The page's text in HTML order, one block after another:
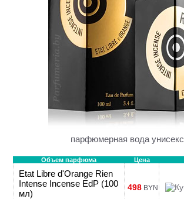
парфюмерная вода унисекс
Объем парфюма Цена
Etat Libre d'Orange Rien
Intense Incense EdP (100
мл)
498 BYN